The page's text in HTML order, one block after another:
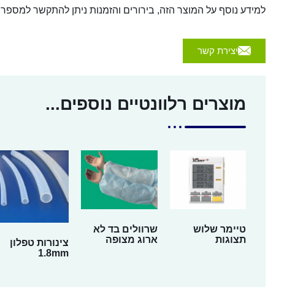
למידע נוסף על המוצר הזה, בירורים והזמנות ניתן להתקשר למספר 054-4570926 או לשלוח הודעה באמצעות הכפתור להלן:
יצירת קשר
מוצרים רלוונטיים נוספים...
טיימר שלוש
תצוגות
שרוולים בד לא
ארוג מצופה
צינורות טפלון
1.8mm